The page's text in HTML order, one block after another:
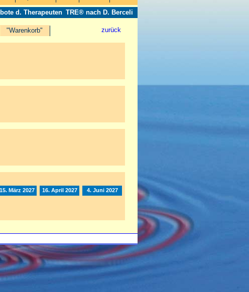
d. Therapeuten TRE® nach D. Berceli
zurück
"Warenkorb"
15. März 2027 16. April 2027
4. Juni 2027